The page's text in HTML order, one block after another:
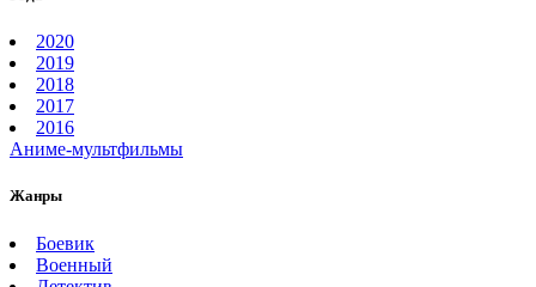
2020
2019
2018
2017
2016
Аниме-мультфильмы
Жанры
Боевик
Военный